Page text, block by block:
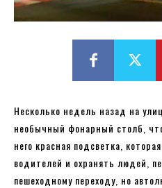
Несколько недель назад на
необычный фонарный столб,
него красная подсветка,
водителей и охранять людей,
пешеходному переходу, но